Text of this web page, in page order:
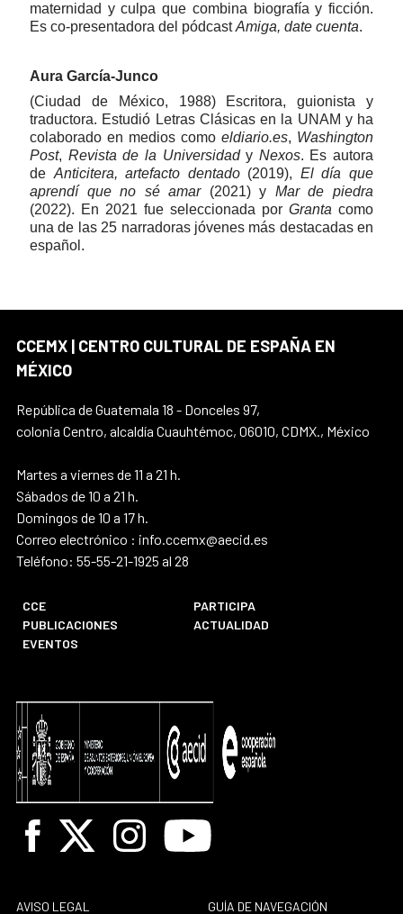
maternidad y culpa que combina biografía y ficción.
Es co-presentadora del pódcastAmiga, date cuenta.
Aura García-Junco
(Ciudad de México, 1988) Escritora, guionista y
traductora. Estudió Letras Clásicas en la UNAM y ha
colaborado en medios como eldiario.es, Washington
Post, Revista de la Universidady Nexos. Es autora
de Anticitera, artefacto dentado(2019), El día que
aprendí que no sé amar(2021) y Mar de piedra
(2022). En 2021 fue seleccionada por Granta como
una de las 25 narradoras jóvenes más destacadas en
español.
CCEMX | CENTRO CULTURAL DE ESPAÑA EN
MÉXICO
República de Guatemala 18 - Donceles 97,
colonia Centro, alcaldía Cuauhtémoc, 06010, CDMX., México
Martes a viernes de 11 a 21 h.
Sábados de 10 a 21 h.
Domingos de 10 a 17 h.
Correo electrónico : info.ccemx@aecid.es
Teléfono: 55-55-21-1925 al 28
CCE
PARTICIPA
PUBLICACIONES
ACTUALIDAD
EVENTOS
Facebook
X InstagramYoutube
AVISO LEGAL
GUÍA DE NAVEGACIÓN